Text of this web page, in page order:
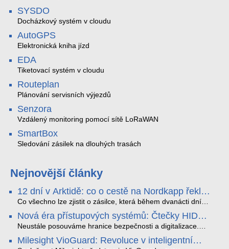
SYSDO
Docházkový systém v cloudu
AutoGPS
Elektronická kniha jízd
EDA
Tiketovací systém v cloudu
Routeplan
Plánování servisních výjezdů
Senzora
Vzdálený monitoring pomocí sítě LoRaWAN
SmartBox
Sledování zásilek na dlouhých trasách
Nejnovější články
12 dní v Arktidě: co o cestě na Nordkapp řekla
data ze SMARTBOX 2 MAX
Co všechno lze zjistit o zásilce, která během dvanácti dní
projede Arktidou? SMARTBOX 2 MAX jsme vzali na trasu z
Tromsø přes Lofoty, Kirunu a finské Laponsko až na
Nordkapp. Bez jediného dobití, v mrazu až −13 °C a mimo
otřesy i náklon. Výsledkem není jen čára na mapě, ale
Nová éra přístupových systémů: Čtečky HID
Signo
Neustále posouváme hranice bezpečnosti a digitalizace.
v oblasti kontroly přístupu – moderní a vysoce univerzální
Milesight VioGuard: Revoluce v inteligentní